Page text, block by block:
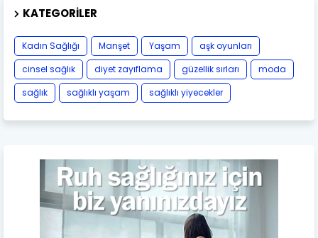
KATEGORILER
Kadın Sağlığı Manşet Yaşam
aşk oyunları
cinsel sağlık
diyet zayıflama güzellik sırları
moda
sağlık
sağlıklı yaşam sağlıklı yiyecekler